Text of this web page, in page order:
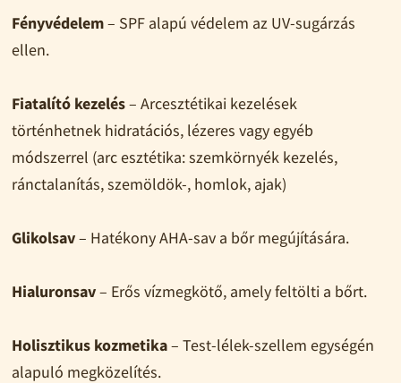
Fényvédelem– SPF alapú védelem az UV-sugárzás
ellen.
Fiatalító kezelés– Arcesztétikai kezelések
történhetnek hidratációs, lézeres vagy egyéb
módszerrel (arc esztétika: szemkörnyék kezelés,
ránctalanítás, szemöldök-, homlok, ajak)
Glikolsav– Hatékony AHA-sav a bőr megújítására.
Hialuronsav– Erős vízmegkötő, amely feltölti a bőrt.
Holisztikus kozmetika– Test-lélek-szellem egységén
alapuló megközelítés.